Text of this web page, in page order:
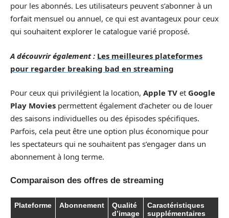
pour les abonnés. Les utilisateurs peuvent s’abonner à un
forfait mensuel ou annuel, ce qui est avantageux pour ceux
qui souhaitent explorer le catalogue varié proposé.
A découvrir également : Les meilleures plateformes
pour regarder breaking bad en streaming
Pour ceux qui privilégient la location, Apple TV et Google
Play Movies permettent également d’acheter ou de louer
des saisons individuelles ou des épisodes spécifiques.
Parfois, cela peut être une option plus économique pour
les spectateurs qui ne souhaitent pas s’engager dans un
abonnement à long terme.
Comparaison des offres de streaming
Plateforme Abonnement
Qualité
d’image
Caractéristiques
supplémentaires